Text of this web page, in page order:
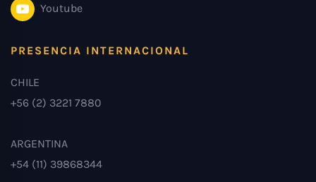
Youtube
PRESENCIA INTERNACIONAL
CHILE
+56 (2) 3221 7880
ARGENTINA
+54 (11) 39868344